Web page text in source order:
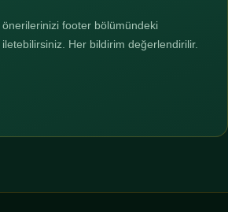
footer bölümündeki
Her bildirim değerlendirilir.